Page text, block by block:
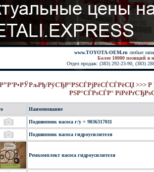
www.TOYOTA-OEM.ru любые
Более 10000 позиций в
Отдел продаж: (383) 292-23-90, (383)
РўСЂР°РЅСЃРјРёСЃСЃРёСЏ >>> Р
РЅР°СЃРѕСЃР°
Наименование
Подшипник насоса г/у = 9036317011
Подшипник насоса гидроусилителя
Ремкомплект насоса гидроусилителя